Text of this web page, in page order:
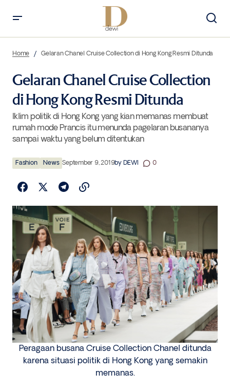
Home Gelaran Chanel Cruise Collection di Hong Kong Resmi Ditunda
Gelaran Chanel Cruise Collection
di Hong Kong Resmi Ditunda
Iklim politik di Hong Kong yang kian memanas membuat
rumah mode Prancis itu menunda pagelaran busananya
sampai waktu yang belum ditentukan
Fashion News September 9, 2019by DEWI 0
Peragaan busana Cruise Collection Chanel ditunda
karena situasi politik di Hong Kong yang semakin
memanas.